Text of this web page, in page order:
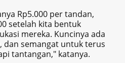
Rp5.000 per tandan,
setelah kita bentuk
mereka. Kuncinya ada
dan semangat untuk terus
tantangan," katanya.